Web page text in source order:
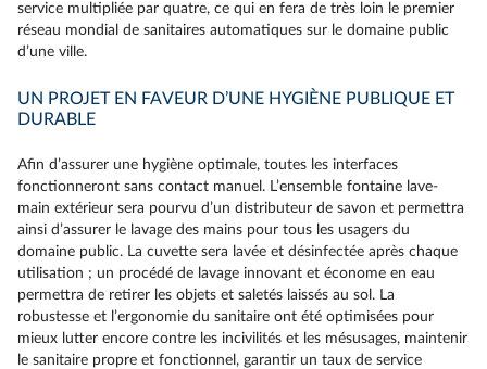
service multipliée par quatre, ce qui en fera de très loin le premier
réseau mondial de sanitaires automatiques sur le domaine public
d’une ville.
UN PROJET EN FAVEUR D’UNE HYGIÈNE PUBLIQUE ET
DURABLE
Afin d’assurer une hygiène optimale, toutes les interfaces
fonctionneront sans contact manuel. L’ensemble fontaine lave-
main extérieur sera pourvu d’un distributeur de savon et permettra
ainsi d’assurer le lavage des mains pour tous les usagers du
domaine public. La cuvette sera lavée et désinfectée après chaque
utilisation ; un procédé de lavage innovant et économe en eau
permettra de retirer les objets et saletés laissés au sol. La
robustesse et l’ergonomie du sanitaire ont été optimisées pour
mieux lutter encore contre les incivilités et les mésusages, maintenir
le sanitaire propre et fonctionnel, garantir un taux de service